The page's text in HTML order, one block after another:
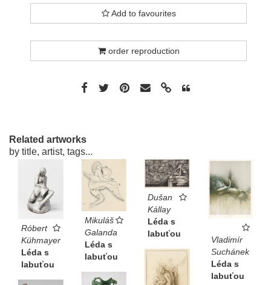
Add to favourites
order reproduction
Related artworks
by title, artist, tags...
Róbert
Kühmayer
Léda s
labuťou
Mikuláš
Galanda
Léda s
labuťou
Dušan
Kállay
Léda s
labuťou
Vladimír
Suchánek
Léda s
labuťou